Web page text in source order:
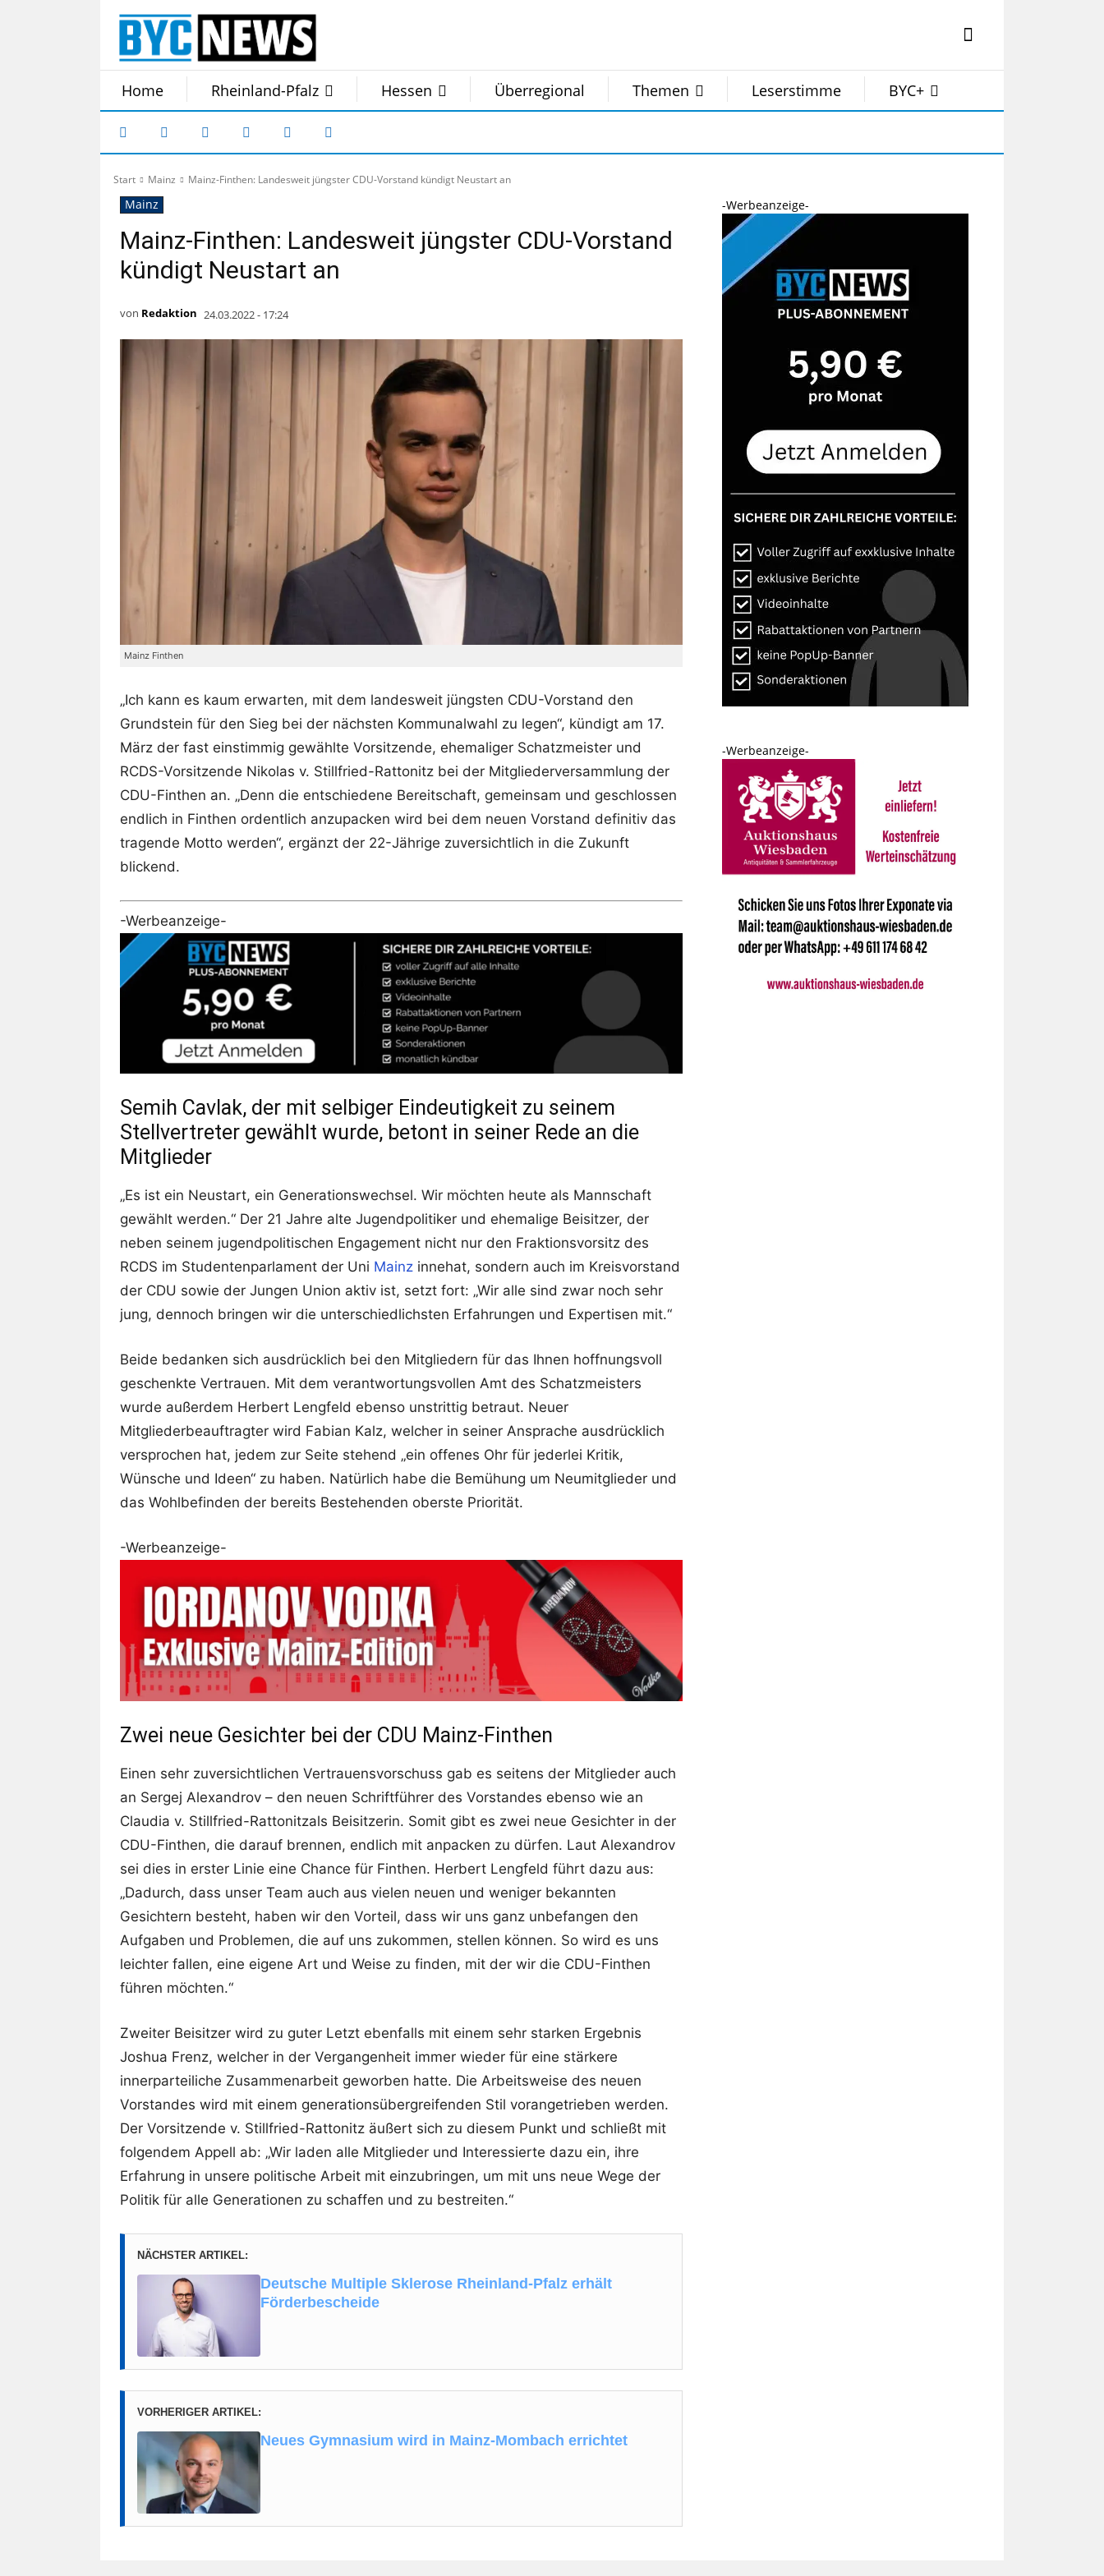
Home Rheinland-Pfalz Hessen Überregional Themen Leserstimme BYC+
Start Mainz Mainz-Finthen: Landesweit jüngster CDU-Vorstand kündigt Neustart an
Mainz
Mainz-Finthen: Landesweit jüngster CDU-Vorstand
kündigt Neustart an
von Redaktion 24.03.2022 - 17:24
Mainz Finthen
„Ich kann es kaum erwarten, mit dem landesweit jüngsten CDU-Vorstand den
Grundstein für den Sieg bei der nächsten Kommunalwahl zu legen“, kündigt am 17.
März der fast einstimmig gewählte Vorsitzende, ehemaliger Schatzmeister und
RCDS-Vorsitzende Nikolas v. Stillfried-Rattonitz bei der Mitgliederversammlung der
CDU-Finthen an. „Denn die entschiedene Bereitschaft, gemeinsam und geschlossen
endlich in Finthen ordentlich anzupacken wird bei dem neuen Vorstand definitiv das
tragende Motto werden“, ergänzt der 22-Jährige zuversichtlich in die Zukunft
blickend.
-Werbeanzeige-
Semih Cavlak, der mit selbiger Eindeutigkeit zu seinem
Stellvertreter gewählt wurde, betont in seiner Rede an die
Mitglieder
„Es ist ein Neustart, ein Generationswechsel. Wir möchten heute als Mannschaft
gewählt werden.“ Der 21 Jahre alte Jugendpolitiker und ehemalige Beisitzer, der
neben seinem jugendpolitischen Engagement nicht nur den Fraktionsvorsitz des
RCDS im Studentenparlament der Uni Mainz innehat, sondern auch im Kreisvorstand
der CDU sowie der Jungen Union aktiv ist, setzt fort: „Wir alle sind zwar noch sehr
jung, dennoch bringen wir die unterschiedlichsten Erfahrungen und Expertisen mit.“
Beide bedanken sich ausdrücklich bei den Mitgliedern für das Ihnen hoffnungsvoll
geschenkte Vertrauen. Mit dem verantwortungsvollen Amt des Schatzmeisters
wurde außerdem Herbert Lengfeld ebenso unstrittig betraut. Neuer
Mitgliederbeauftragter wird Fabian Kalz, welcher in seiner Ansprache ausdrücklich
versprochen hat, jedem zur Seite stehend „ein offenes Ohr für jederlei Kritik,
Wünsche und Ideen“ zu haben. Natürlich habe die Bemühung um Neumitglieder und
das Wohlbefinden der bereits Bestehenden oberste Priorität.
-Werbeanzeige-
Zwei neue Gesichter bei der CDU Mainz-Finthen
Einen sehr zuversichtlichen Vertrauensvorschuss gab es seitens der Mitglieder auch
an Sergej Alexandrov – den neuen Schriftführer des Vorstandes ebenso wie an
Claudia v. Stillfried-Rattonitzals Beisitzerin. Somit gibt es zwei neue Gesichter in der
CDU-Finthen, die darauf brennen, endlich mit anpacken zu dürfen. Laut Alexandrov
sei dies in erster Linie eine Chance für Finthen. Herbert Lengfeld führt dazu aus:
„Dadurch, dass unser Team auch aus vielen neuen und weniger bekannten
Gesichtern besteht, haben wir den Vorteil, dass wir uns ganz unbefangen den
Aufgaben und Problemen, die auf uns zukommen, stellen können. So wird es uns
leichter fallen, eine eigene Art und Weise zu finden, mit der wir die CDU-Finthen
führen möchten.“
Zweiter Beisitzer wird zu guter Letzt ebenfalls mit einem sehr starken Ergebnis
Joshua Frenz, welcher in der Vergangenheit immer wieder für eine stärkere
innerparteiliche Zusammenarbeit geworben hatte. Die Arbeitsweise des neuen
Vorstandes wird mit einem generationsübergreifenden Stil vorangetrieben werden.
Der Vorsitzende v. Stillfried-Rattonitz äußert sich zu diesem Punkt und schließt mit
folgendem Appell ab: „Wir laden alle Mitglieder und Interessierte dazu ein, ihre
Erfahrung in unsere politische Arbeit mit einzubringen, um mit uns neue Wege der
Politik für alle Generationen zu schaffen und zu bestreiten.“
NÄCHSTER ARTIKEL:
Deutsche Multiple Sklerose Rheinland-Pfalz erhält
Förderbescheide
VORHERIGER ARTIKEL:
Neues Gymnasium wird in Mainz-Mombach errichtet
-Werbeanzeige-
-Werbeanzeige-